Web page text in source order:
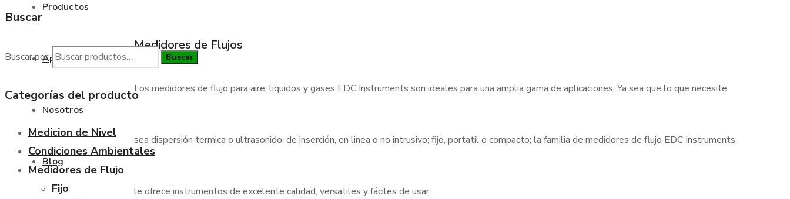
Productos
Aplicaciones
Nosotros
Blog
Medidores de Flujos
Los medidores de flujo para aire, liquidos y gases EDC Instruments son ideales para una amplia gama de aplicaciones. Ya sea que lo que necesite
sea dispersión termica o ultrasonido; de inserción, en linea o no intrusivo; fijo, portatil o compacto; la familia de medidores de flujo EDC Instruments
le ofrece instrumentos de excelente calidad, versatiles y fáciles de usar.
Buscar
Buscar por: Buscar
Categorías del producto
Medicion de Nivel
Condiciones Ambientales
Medidores de Flujo
Fijo